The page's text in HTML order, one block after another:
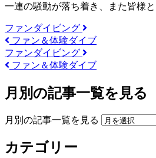
一連の騒動が落ち着き、また皆様
ファンダイビング
ファン＆体験ダイブ
ファンダイビング
ファン＆体験ダイブ
月別の記事一覧を見る
月別の記事一覧を見る
カテゴリー